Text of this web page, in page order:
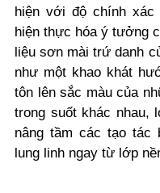
hiện với độ chính
hiện thực hóa ý tưởng
liệu sơn mài trứ danh
như một khao khát
tôn lên sắc màu của
trong suốt khác nhau,
nâng tầm các tạo tác
lung linh ngay từ lớp